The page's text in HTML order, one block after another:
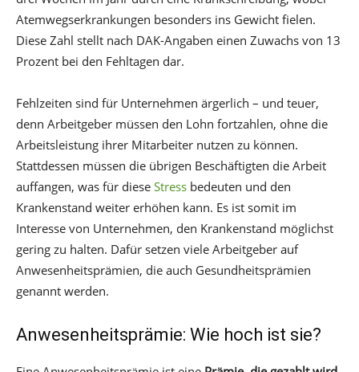
Atemwegserkrankungen besonders ins Gewicht fielen.
Diese Zahl stellt nach DAK-Angaben einen Zuwachs von 13
Prozent bei den Fehltagen dar.
Fehlzeiten sind für Unternehmen ärgerlich – und teuer,
denn Arbeitgeber müssen den Lohn fortzahlen, ohne die
Arbeitsleistung ihrer Mitarbeiter nutzen zu können.
Stattdessen müssen die übrigen Beschäftigten die Arbeit
auffangen, was für diese Stress bedeuten und den
Krankenstand weiter erhöhen kann. Es ist somit im
Interesse von Unternehmen, den Krankenstand möglichst
gering zu halten. Dafür setzen viele Arbeitgeber auf
Anwesenheitsprämien, die auch Gesundheitsprämien
genannt werden.
Anwesenheitsprämie: Wie hoch ist sie?